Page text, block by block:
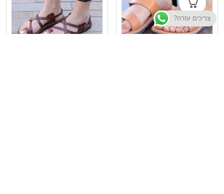
צריכים עזרה?